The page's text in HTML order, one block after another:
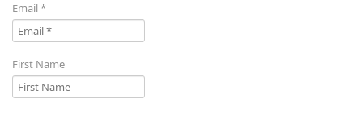
Email*
First Name